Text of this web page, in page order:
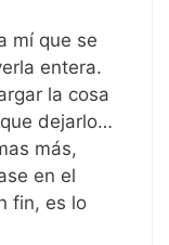
mí que se
entera.
la cosa
dejarlo…
más,
en el
fin, es lo